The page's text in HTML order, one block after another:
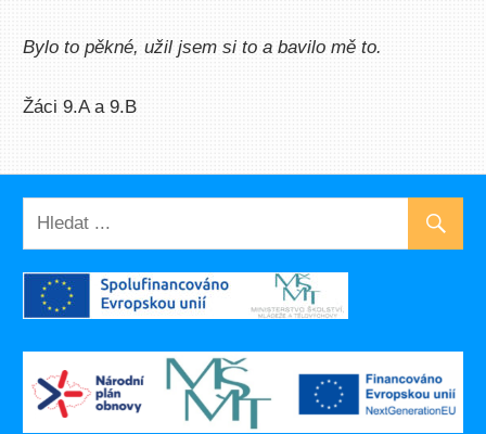
Bylo to pěkné, užil jsem si to a bavilo mě to.
Žáci 9.A a 9.B